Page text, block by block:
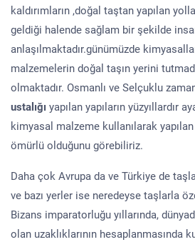
kaldırımların ,doğal taştan yapılan
geldiği halende sağlam bir şekilde
anlaşılmaktadır.günümüzde
malzemelerin doğal taşın yerini
olmaktadır. Osmanlı ve Selçuklu
ustalığı yapılan yapıların yüzyıllardır
kimyasal malzeme kullanılarak yapılan
ömürlü olduğunu görebiliriz.
Daha çok Avrupa da ve Türkiye de
ve bazı yerler ise neredeyse taşlarla
Bizans imparatorluğu yıllarında,
olan uzaklıklarının hesaplanmasında